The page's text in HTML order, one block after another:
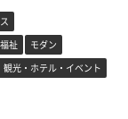
祉
モダン
観光・ホテル・イベント